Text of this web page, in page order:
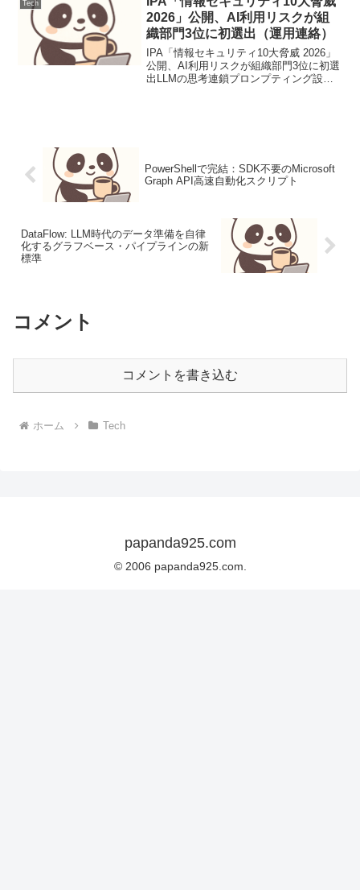
リーズしたり、メ...
Tech
2026」公開、AI利用リスクが組
織部門3位に初選出（運用連絡）
IPA「情報セキュリティ10大脅威 2026」
公開、AI利用リスクが組織部門3位に初選
出LLMの思考連鎖プロンプティング設計
PowerShellで完結：SDK不要のMicrosoft
Graph API高速自動化スクリプト
DataFlow: LLM時代のデータ準備を自律
化するグラフベース・パイプラインの新
標準
コメント
コメントを書き込む
ホーム Tech
papanda925.com
© 2006 papanda925.com.